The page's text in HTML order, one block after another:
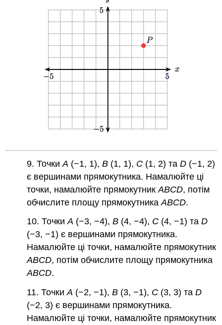
9. ТочкиA (−1, 1),B (1, 1), C (1, 2) таD (−1, 2)
є вершинами прямокутника. Намалюйте ці
точки, намалюйте прямокутникABCD, потім
обчислите площу прямокутникаABCD.
10. ТочкиA (−3, −4),B (4, −4), C (4, −1) таD
(−3, −1) є вершинами прямокутника.
Намалюйте ці точки, намалюйте прямокутник
ABCD, потім обчислите площу прямокутника
ABCD.
11. ТочкиA (−2, −1),B (3, −1), C (3, 3) таD
(−2, 3) є вершинами прямокутника.
Намалюйте ці точки, намалюйте прямокутник